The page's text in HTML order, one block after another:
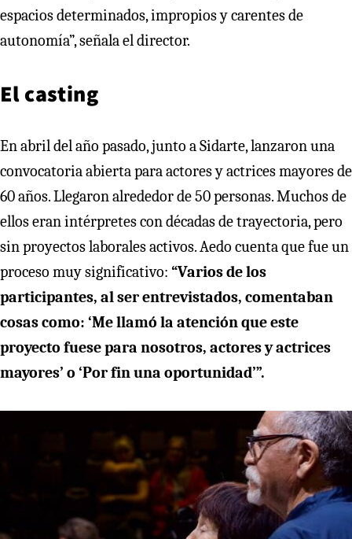
espacios determinados, impropios y carentes de
autonomía”, señala el director.
El casting
En abril del año pasado, junto a Sidarte, lanzaron una
convocatoria abierta para actores y actrices mayores de
60 años. Llegaron alrededor de 50 personas. Muchos de
ellos eran intérpretes con décadas de trayectoria, pero
sin proyectos laborales activos. Aedo cuenta que fue un
proceso muy significativo: “Varios de los
participantes, al ser entrevistados, comentaban
cosas como: ‘Me llamó la atención que este
proyecto fuese para nosotros, actores y actrices
mayores’ o ‘Por fin una oportunidad’”.